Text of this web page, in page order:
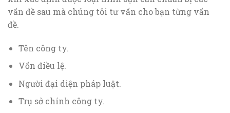
vấn đề sau mà chúng tôi tư vấn cho bạn từng vấn
đề.
Tên công ty.
Vốn điều lệ.
Người đại diện pháp luật.
Trụ sở chính công ty.